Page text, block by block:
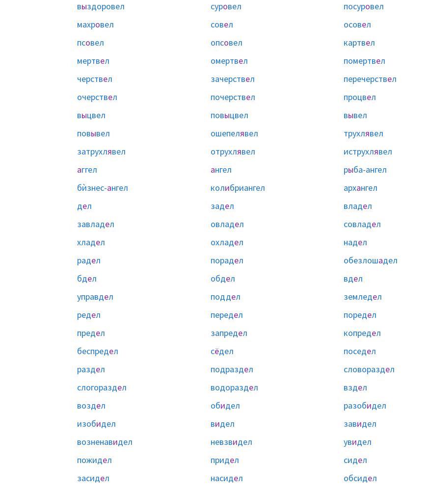
выздоровел суровел посуровел
махровел совел осовел
псовел опсовел картвел
мертвел омертвел помертвел
черствел зачерствел перечерствел
очерствел почерствел процвел
выцвел повыцвел вывел
повывел ошепелявел трухлявел
затрухлявел отрухлявел иструхлявел
аггел ангел рыба-ангел
бѝзнес-ангел колибриангел архангел
дел задел владел
завладел овладел совладел
хладел охладел надел
радел порадел обезлошадел
бдел обдел вдел
управдел поддел земледел
редел передел поредел
предел запредел копредел
беспредел сёдел поседел
раздел подраздел словораздел
слогораздел водораздел вздел
воздел обидел разобидел
изобидел видел завидел
возненавидел невзвидел увидел
пожидел придел сидел
засидел насидел обсидел